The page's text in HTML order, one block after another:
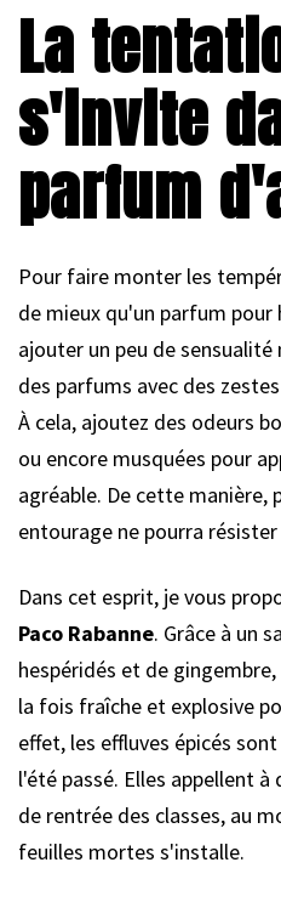
La
s'invite
parfum
Pour faire monter les
de mieux qu'un parfum pour
ajouter un peu de
des parfums avec des
À cela, ajoutez des odeurs
ou encore musquées pour
agréable. De cette manière,
entourage ne pourra
Dans cet esprit, je vous
Paco Rabanne. Grâce à un
hespéridés et de
la fois fraîche et explosive
effet, les effluves épicés
l'été passé. Elles appellent
de rentrée des classes, au
feuilles mortes s'installe.